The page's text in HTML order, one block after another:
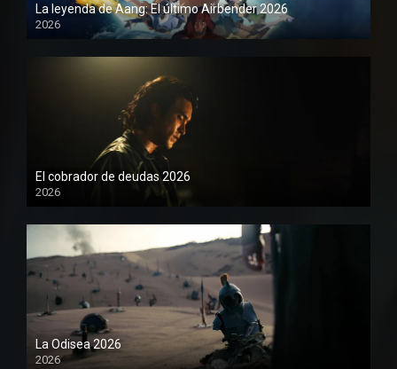
La leyenda de Aang: El último Airbender 2026
2026
1080P
El cobrador de deudas 2026
2026
1080P
La Odisea 2026
2026